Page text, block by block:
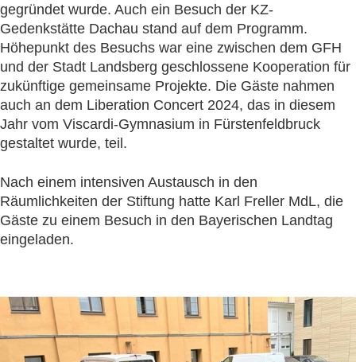
gegründet wurde. Auch ein Besuch der KZ-
Gedenkstätte Dachau stand auf dem Programm.
Höhepunkt des Besuchs war eine zwischen dem GFH
und der Stadt Landsberg geschlossene Kooperation für
zukünftige gemeinsame Projekte. Die Gäste nahmen
auch an dem Liberation Concert 2024, das in diesem
Jahr vom Viscardi-Gymnasium in Fürstenfeldbruck
gestaltet wurde, teil.
Nach einem intensiven Austausch in den
Räumlichkeiten der Stiftung hatte Karl Freller MdL, die
Gäste zu einem Besuch in den Bayerischen Landtag
eingeladen.